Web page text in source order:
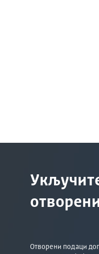
Отворени подаци